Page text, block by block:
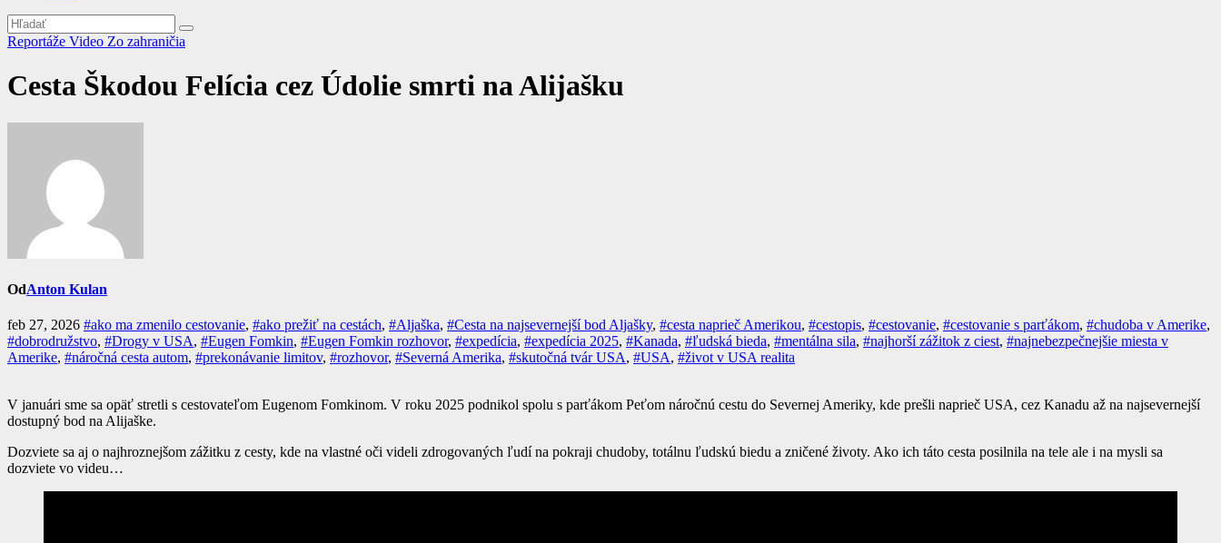
Reportáže Video Zo zahraničia
Cesta Škodou Felícia cez Údolie smrti na Alijašku
OdAnton Kulan
feb 27, 2026 #ako ma zmenilo cestovanie, #ako prežiť na cestách, #Aljaška, #Cesta na najsevernejší bod Aljašky, #cesta naprieč Amerikou, #cestopis, #cestovanie, #cestovanie s parťákom, #chudoba v Amerike,
#dobrodružstvo, #Drogy v USA, #Eugen Fomkin, #Eugen Fomkin rozhovor, #expedícia, #expedícia 2025, #Kanada, #ľudská bieda, #mentálna sila, #najhorší zážitok z ciest, #najnebezpečnejšie miesta v
Amerike, #náročná cesta autom, #prekonávanie limitov, #rozhovor, #Severná Amerika, #skutočná tvár USA, #USA, #život v USA realita
V januári sme sa opäť stretli s cestovateľom Eugenom Fomkinom. V roku 2025 podnikol spolu s parťákom Peťom náročnú cestu do Severnej Ameriky, kde prešli naprieč USA, cez Kanadu až na najsevernejší
dostupný bod na Alijaške.
Dozviete sa aj o najhroznejšom zážitku z cesty, kde na vlastné oči videli zdrogovaných ľudí na pokraji chudoby, totálnu ľudskú biedu a zničené životy. Ako ich táto cesta posilnila na tele ale i na mysli sa
dozviete vo videu…